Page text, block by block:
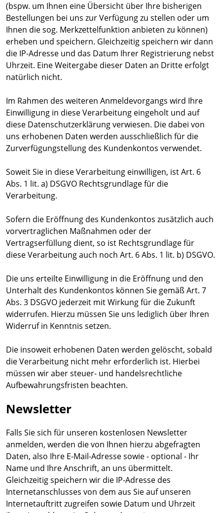
(bspw. um Ihnen eine Übersicht über Ihre bisherigen
Bestellungen bei uns zur Verfügung zu stellen oder um
Ihnen die sog. Merkzettelfunktion anbieten zu können)
erheben und speichern. Gleichzeitig speichern wir dann
die IP-Adresse und das Datum Ihrer Registrierung nebst
Uhrzeit. Eine Weitergabe dieser Daten an Dritte erfolgt
natürlich nicht.
Im Rahmen des weiteren Anmeldevorgangs wird Ihre
Einwilligung in diese Verarbeitung eingeholt und auf
diese Datenschutzerklärung verwiesen. Die dabei von
uns erhobenen Daten werden ausschließlich für die
Zurverfügungstellung des Kundenkontos verwendet.
Soweit Sie in diese Verarbeitung einwilligen, ist Art. 6
Abs. 1 lit. a) DSGVO Rechtsgrundlage für die
Verarbeitung.
Sofern die Eröffnung des Kundenkontos zusätzlich auch
vorvertraglichen Maßnahmen oder der
Vertragserfüllung dient, so ist Rechtsgrundlage für
diese Verarbeitung auch noch Art. 6 Abs. 1 lit. b) DSGVO.
Die uns erteilte Einwilligung in die Eröffnung und den
Unterhalt des Kundenkontos können Sie gemäß Art. 7
Abs. 3 DSGVO jederzeit mit Wirkung für die Zukunft
widerrufen. Hierzu müssen Sie uns lediglich über Ihren
Widerruf in Kenntnis setzen.
Die insoweit erhobenen Daten werden gelöscht, sobald
die Verarbeitung nicht mehr erforderlich ist. Hierbei
müssen wir aber steuer- und handelsrechtliche
Aufbewahrungsfristen beachten.
Newsletter
Falls Sie sich für unseren kostenlosen Newsletter
anmelden, werden die von Ihnen hierzu abgefragten
Daten, also Ihre E-Mail-Adresse sowie - optional - Ihr
Name und Ihre Anschrift, an uns übermittelt.
Gleichzeitig speichern wir die IP-Adresse des
Internetanschlusses von dem aus Sie auf unseren
Internetauftritt zugreifen sowie Datum und Uhrzeit